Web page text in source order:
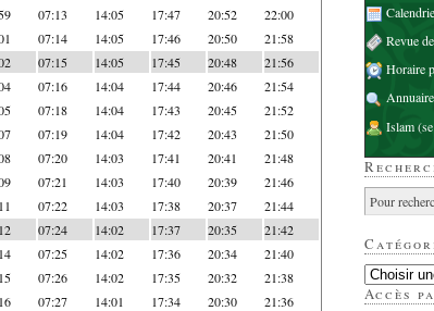
07:13 14:05 17:47 20:52 22:00
07:14 14:05 17:46 20:50 21:58
07:15 14:05 17:45 20:48 21:56
07:16 14:04 17:44 20:46 21:54
07:18 14:04 17:43 20:45 21:52
07:19 14:04 17:42 20:43 21:50
07:20 14:03 17:41 20:41 21:48
07:21 14:03 17:40 20:39 21:46
07:22 14:03 17:38 20:37 21:44
07:24 14:02 17:37 20:35 21:42
07:25 14:02 17:36 20:34 21:40
07:26 14:02 17:35 20:32 21:38
07:27 14:01 17:34 20:30 21:36
Revue
Horaire
Islam
Accès